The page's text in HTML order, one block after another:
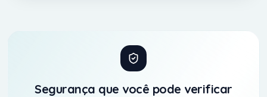
Segurança que você pode verificar